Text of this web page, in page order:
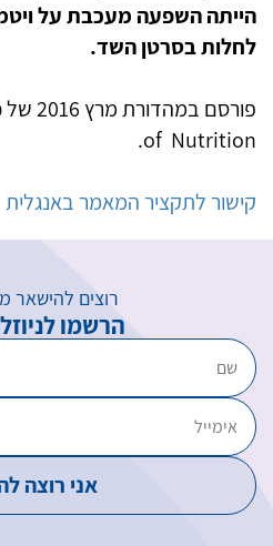
הייתה השפעה מעכבת על
לחלות בסרטן השד.
of Nutrition.
קישור לתקציר המאמר באנגלית
רוצים להישאר
הרשמו